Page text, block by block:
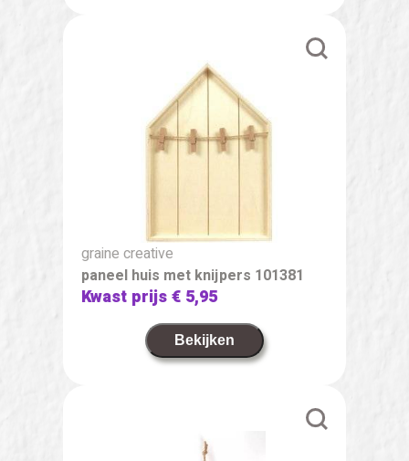
graine creative
paneel huis met knijpers 101381
Kwast prijs€ 5,95
Bekijken